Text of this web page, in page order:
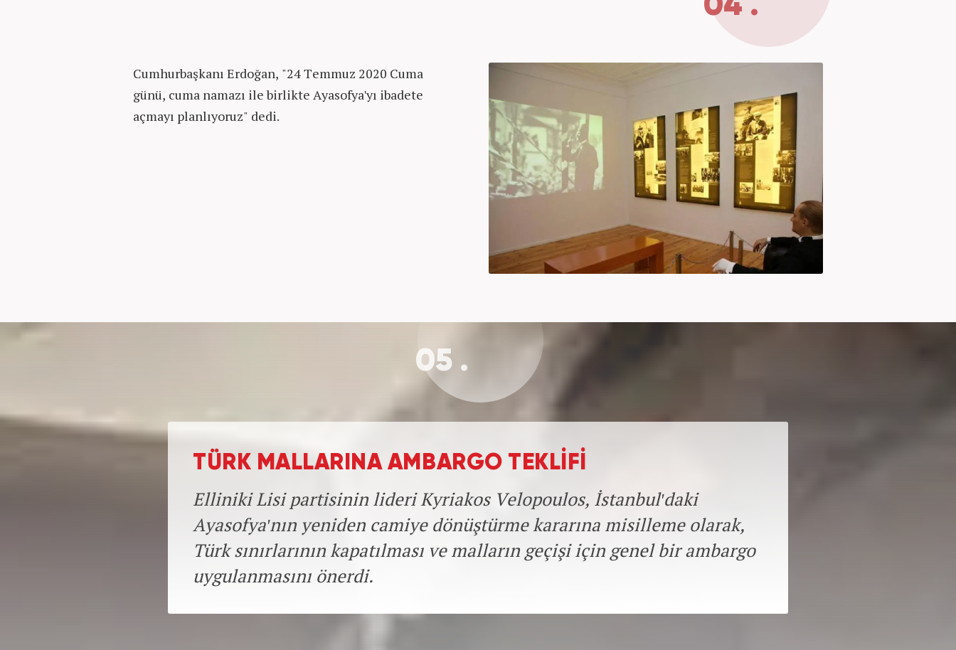
Cumhurbaşkanı Erdoğan, "24 Temmuz 2020 Cuma
günü, cuma namazı ile birlikte Ayasofya'yı ibadete
açmayı planlıyoruz" dedi.
05 .
TÜRK MALLARINA AMBARGO TEKLİFİ
Elliniki Lisi partisinin lideri Kyriakos Velopoulos, İstanbul'daki
Ayasofya'nın yeniden camiye dönüştürme kararına misilleme olarak,
Türk sınırlarının kapatılması ve malların geçişi için genel bir ambargo
uygulanmasını önerdi.